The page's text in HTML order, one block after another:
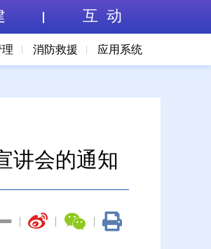
消防救援 应用系统
互 动
讲会的通知
|
|
|